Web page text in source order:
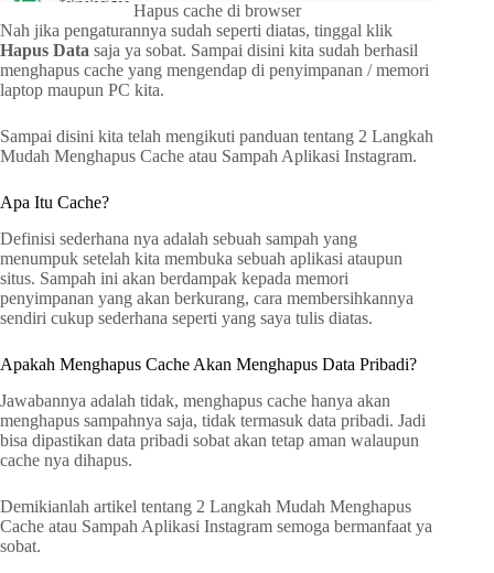
Hapus cache di browser
Nah jika pengaturannya sudah seperti diatas, tinggal klik
Hapus Data saja ya sobat. Sampai disini kita sudah berhasil
menghapus cache yang mengendap di penyimpanan / memori
laptop maupun PC kita.
Sampai disini kita telah mengikuti panduan tentang 2 Langkah
Mudah Menghapus Cache atau Sampah Aplikasi Instagram.
Apa Itu Cache?
Definisi sederhana nya adalah sebuah sampah yang
menumpuk setelah kita membuka sebuah aplikasi ataupun
situs. Sampah ini akan berdampak kepada memori
penyimpanan yang akan berkurang, cara membersihkannya
sendiri cukup sederhana seperti yang saya tulis diatas.
Apakah Menghapus Cache Akan Menghapus Data Pribadi?
Jawabannya adalah tidak, menghapus cache hanya akan
menghapus sampahnya saja, tidak termasuk data pribadi. Jadi
bisa dipastikan data pribadi sobat akan tetap aman walaupun
cache nya dihapus.
Demikianlah artikel tentang 2 Langkah Mudah Menghapus
Cache atau Sampah Aplikasi Instagram semoga bermanfaat ya
sobat.